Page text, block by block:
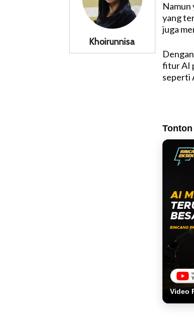
Khoirunnisa
Namun
yang
juga
fitur AI
seperti
Video